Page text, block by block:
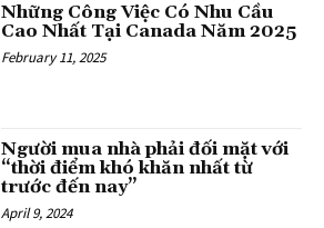
Những Công Việc Có Nhu Cầu
Cao Nhất Tại Canada Năm 2025
February 11, 2025
Người mua nhà phải đối mặt với
“thời điểm khó khăn nhất từ
trước đến nay”
April 9, 2024